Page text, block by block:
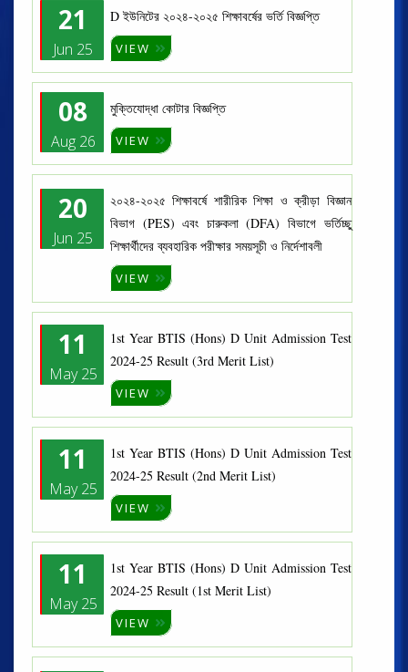
21
Jun 25
D ইউনিটের ২০২৪-২০২৫ শিক্ষাবর্ষের ভর্তি বিজ্ঞপ্তি
VIEW
08
Aug 26
মুক্তিযোদ্ধা কোটার বিজ্ঞপ্তি
VIEW
20
Jun 25
২০২৪-২০২৫ শিক্ষাবর্ষে শারীরিক শিক্ষা ও ক্রীড়া বিজ্ঞান
বিভাগ (PES) এবং চারুকলা (DFA) বিভাগে ভর্তিচ্ছু
শিক্ষার্থীদের ব্যবহারিক পরীক্ষার সময়সূচী ও নির্দেশাবলী
VIEW
11
May 25
1st Year BTIS (Hons) D Unit Admission Test
2024-25 Result (3rd Merit List)
VIEW
11
May 25
1st Year BTIS (Hons) D Unit Admission Test
2024-25 Result (2nd Merit List)
VIEW
11
May 25
1st Year BTIS (Hons) D Unit Admission Test
2024-25 Result (1st Merit List)
VIEW